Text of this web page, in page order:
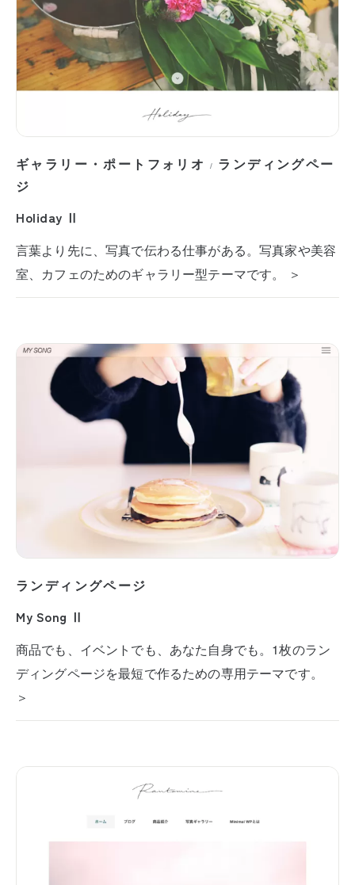
ギャラリー・ポートフォリオ / ランディングペー
ジ
Holiday Ⅱ
言葉より先に、写真で伝わる仕事がある。写真家や美容
室、カフェのためのギャラリー型テーマです。 ＞
ランディングページ
My Song Ⅱ
商品でも、イベントでも、あなた自身でも。1枚のラン
ディングページを最短で作るための専用テーマです。
＞